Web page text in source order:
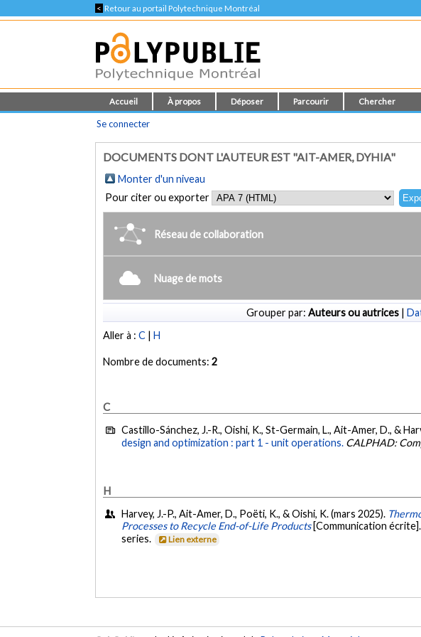
< Retour au portail Polytechnique Montréal
Accueil À propos Déposer Parcourir Chercher
Se connecter
DOCUMENTS DONT L'AUTEUR EST "AIT-AMER, DYHIA"
Monter d'un niveau
Pour citer ou exporter
Réseau de collaboration
Nuage de mots
Grouper par: Auteurs ou autrices |
Aller à :C |H
Nombre de documents:2
C
Castillo-Sánchez, J.-R., Oishi, K., St-Germain, L., Ait-Amer, D., &
design and optimization : part 1 - unit operations. CALPHAD:
H
Harvey, J.-P., Ait-Amer, D., Poëti, K., & Oishi, K. (mars 2025).
Processes to Recycle End-of-Life Products [Communication
series.
Lien externe